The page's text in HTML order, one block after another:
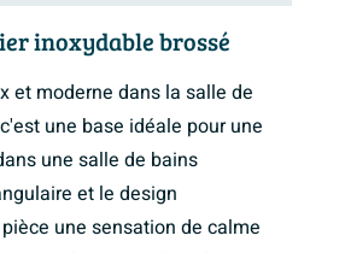
inoxydable brossé
et moderne dans la salle de
une base idéale pour une
une salle de bains
et le design
une sensation de calme